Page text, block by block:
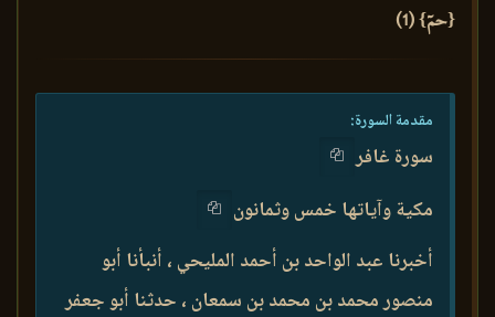
{حمٓ} (1)
مقدمة السورة:
سورة غافر
مكية وآياتها خمس وثمانون
أخبرنا عبد الواحد بن أحمد المليحي ، أنبأنا أبو
منصور محمد بن محمد بن سمعان ، حدثنا أبو جعفر